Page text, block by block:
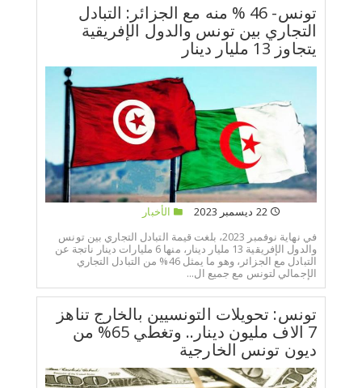
تونس- 46 % منه مع الجزائر: التبادل
التجاري بين تونس والدول الإفريقية
يتجاوز 13 مليار دينار
22 ديسمبر 2023
الأخبار
في نهاية نوفمبر 2023، بلغت قيمة التبادل التجاري بين تونس
والدول الإفريقية 13 مليار دينار، منها 6 مليارات دينار ناتجة عن
التبادل مع الجزائر، وهو ما يمثل 46% من التبادل التجاري
الإجمالي لتونس مع جميع ال...
تونس: تحويلات التونسيين بالخارج تناهز
7 الاف مليون دينار.. وتغطي 65% من
ديون تونس الخارجية